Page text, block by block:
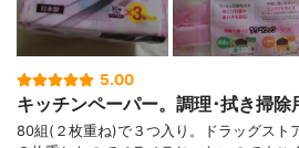
5.00
キッチンペーパー。調理･拭き掃除
80組(２枚重ね)で３つ入り。ドラッグスト